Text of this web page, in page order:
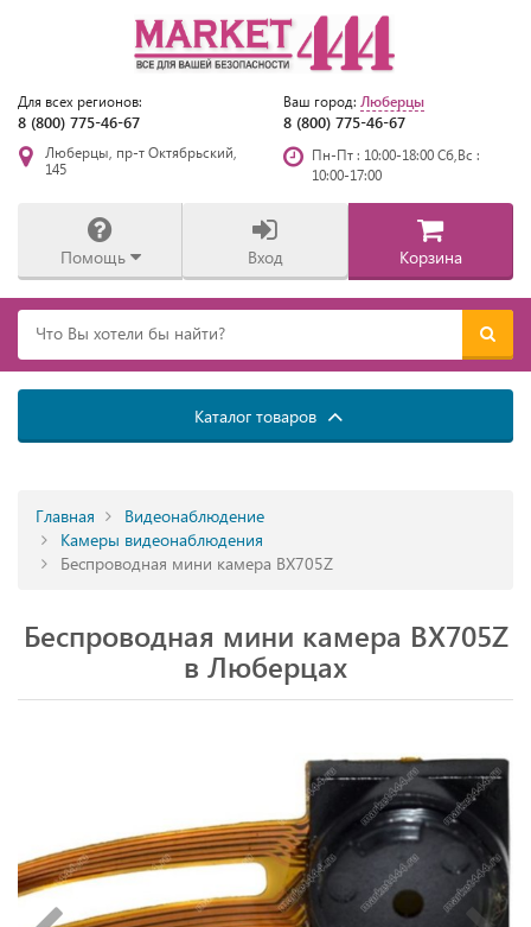
Для всех регионов:
8 (800) 775-46-67
Ваш город: Люберцы
8 (800) 775-46-67
Люберцы, пр-т Октябрьский,
145
Пн-Пт : 10:00-18:00 Сб,Вс :
10:00-17:00
Помощь Вход Корзина
Каталог товаров
Главная
Видеонаблюдение
Камеры видеонаблюдения
Беспроводная мини камера BX705Z
Беспроводная мини камера BX705Z
в Люберцах